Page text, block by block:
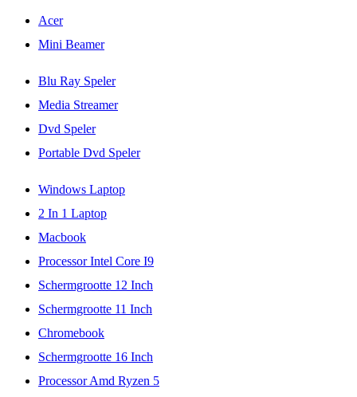
Acer
Mini Beamer
Blu Ray Speler
Media Streamer
Dvd Speler
Portable Dvd Speler
Windows Laptop
2 In 1 Laptop
Macbook
Processor Intel Core I9
Schermgrootte 12 Inch
Schermgrootte 11 Inch
Chromebook
Schermgrootte 16 Inch
Processor Amd Ryzen 5